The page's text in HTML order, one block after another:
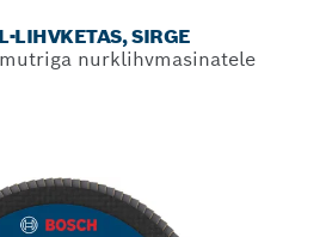
LIHVKETAS, SIRGE
nurklihvmasinatele